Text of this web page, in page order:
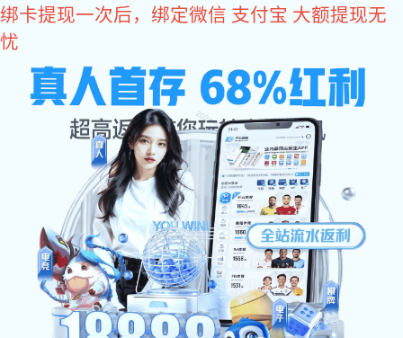
东升国际
欢迎访问东升国际设备(北京)有限公司官方网站
东升国际:
网站东升国际 关于东升国际 东升国际:
东升国际 中心
东升国
东升国际